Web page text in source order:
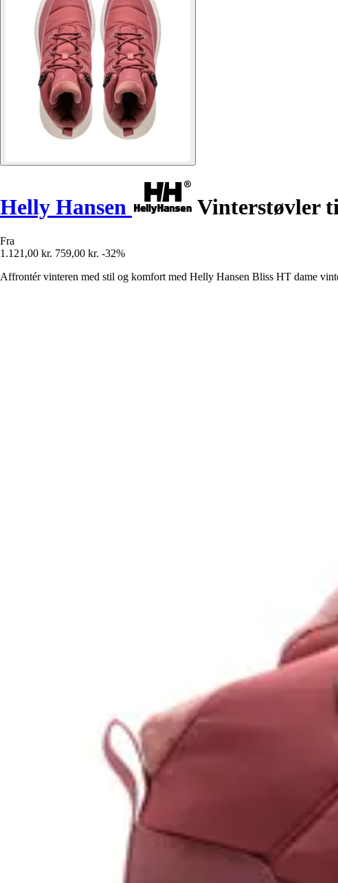
Helly Hansen Vinterstøvler
Fra
1.121,00 kr. 759,00 kr. -32%
Affrontér vinteren med stil og komfort med Helly Hansen Bliss HT dame